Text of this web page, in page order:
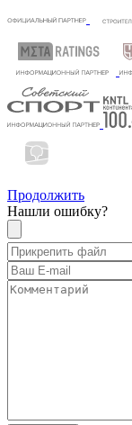
Продолжить
Нашли ошибку?